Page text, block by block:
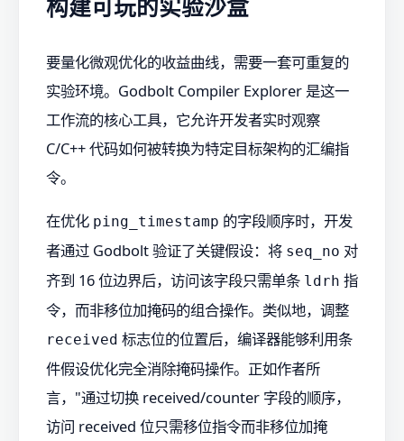
构建可玩的实验沙盒
要量化微观优化的收益曲线，需要一套可重复的
实验环境。Godbolt Compiler Explorer 是这一
工作流的核心工具，它允许开发者实时观察
C/C++ 代码如何被转换为特定目标架构的汇编指
令。
在优化 ping_timestamp 的字段顺序时，开发
者通过 Godbolt 验证了关键假设：将 seq_no 对
齐到 16 位边界后，访问该字段只需单条 ldrh 指
令，而非移位加掩码的组合操作。类似地，调整
received 标志位的位置后，编译器能够利用条
件假设优化完全消除掩码操作。正如作者所
言，"通过切换 received/counter 字段的顺序，
访问 received 位只需移位指令而非移位加掩